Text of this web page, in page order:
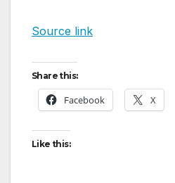
Source link
Share this:
Facebook X
Like this: